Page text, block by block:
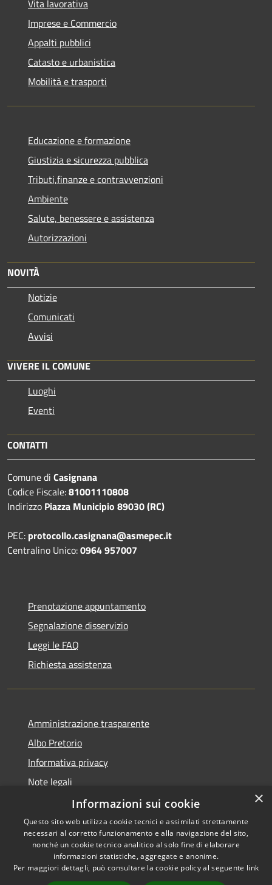
Vita lavorativa
Imprese e Commercio
Appalti pubblici
Catasto e urbanistica
Mobilità e trasporti
Educazione e formazione
Giustizia e sicurezza pubblica
Tributi,finanze e contravvenzioni
Ambiente
Salute, benessere e assistenza
Autorizzazioni
NOVITÀ
Notizie
Comunicati
Avvisi
VIVERE IL COMUNE
Luoghi
Eventi
CONTATTI
Comune di Casignana
Codice Fiscale:81001110808
Indirizzo Piazza Municipio 89030 (RC)
PEC: protocollo.casignana@asmepec.it
Centralino Unico:0964 957007
Prenotazione appuntamento
Segnalazione disservizio
Leggi le FAQ
Richiesta assistenza
Amministrazione trasparente
Albo Pretorio
Informativa privacy
Note legali
Dichiarazione di accessibilità
RSS
Accessibilità
Copyright © 2026 • Comune di
×
Informazioni sui cookie
Questo sito web utilizza cookie tecnici e assimilati strettamente
necessari al corretto funzionamento e alla navigazione del sito,
nonché un cookie tecnico analitico al solo fine di elaborare
informazioni statistiche, aggregate e anonime.
Per maggiori dettagli, può consultare la cookie policy al seguente link